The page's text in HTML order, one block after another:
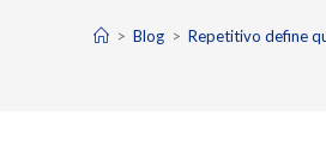
> Blog > Repetitivo define